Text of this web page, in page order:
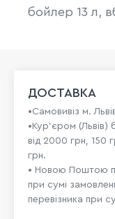
бойлер 13 л,
ДОСТАВКА
•Самовивіз м.
•Кур'єром (Львів)
від 2000 грн, 150
грн.
• Новою Поштою
при сумі
перевізника при